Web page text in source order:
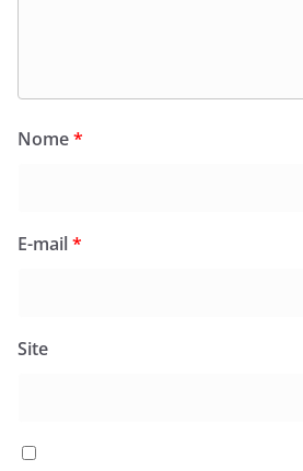
Nome*
E-mail*
Site